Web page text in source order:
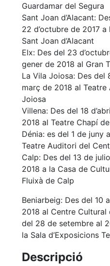
Guardamar del Segura
Sant Joan d’Alacant:
22 d’octubre de 2017
Sant Joan d’Alacant
Elx: Des del 23
gener de 2018 al Gran
La Vila Joiosa: Des del
març de 2018 al
Joiosa
Villena: Des del 18
2018 al Teatre Chapí
Dénia: es del 1 de juny
Teatre Auditori del
Calp: Des del 13 de
2018 a la Casa de
Fluixà de Calp
Beniarbeig: Des del 10
2018 al Centre Cultural
del 28 de setembre al
la Sala d’Exposicions
Descripció